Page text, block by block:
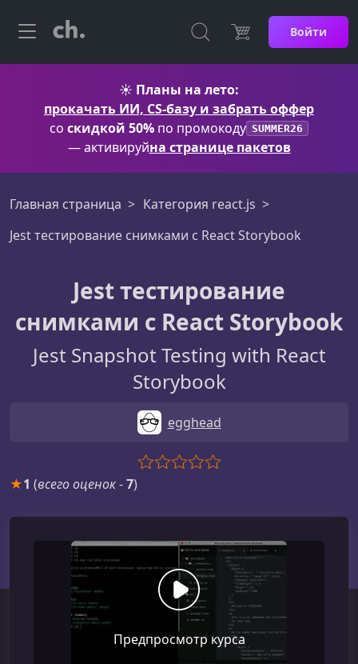
Войти
☀️ Планы на лето:
прокачать ИИ, CS-базу и забрать оффер
со скидкой 50% по промокоду SUMMER26
— активируйна странице пакетов
Главная страница
Категория react.js
Jest тестирование снимками с React Storybook
Jest тестирование
снимками с React Storybook
Jest Snapshot Testing with React
Storybook
egghead
★1 (всего оценок-7)
Предпросмотр курса